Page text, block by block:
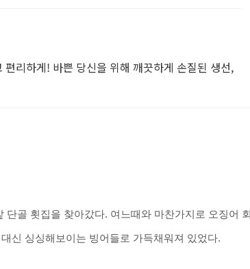
리하게! 바쁜 당신을 위해 깨끗하게 손질된 생선,
단골 횟집을 찾아갔다. 여느때와 마찬가지로 오징어 회
신 싱싱해보이는 빙어들로 가득채워져 있었다.